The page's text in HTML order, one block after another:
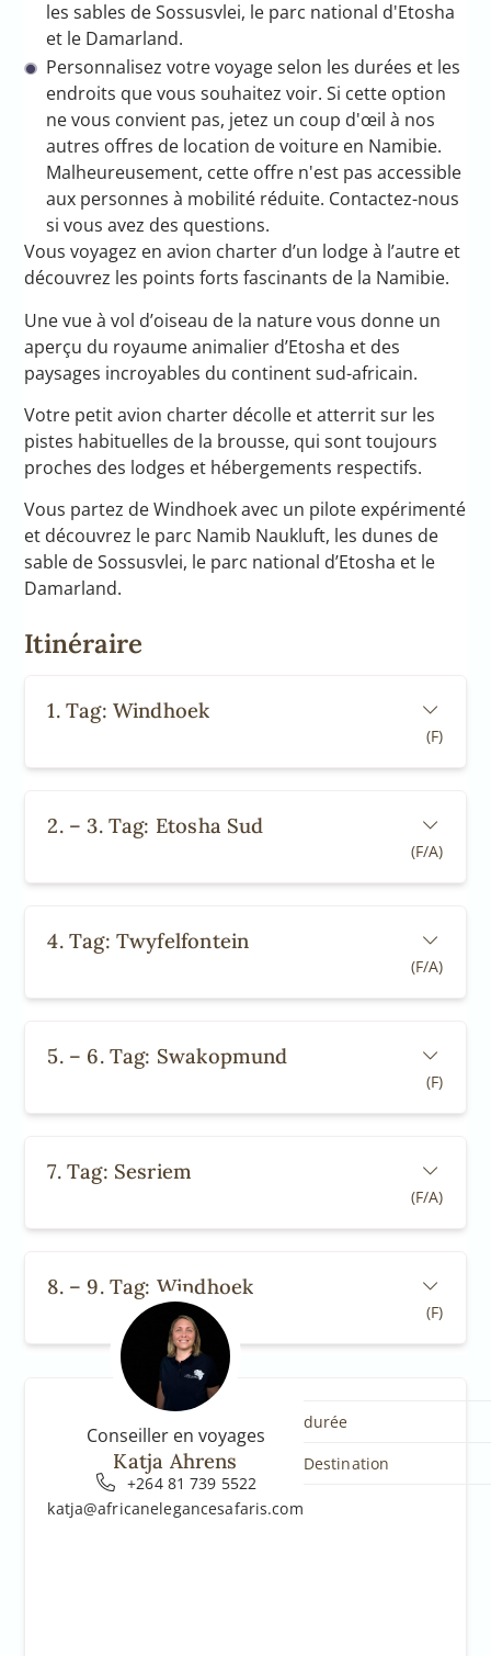
les sables de Sossusvlei, le parc national d'Etosha
et le Damarland.
Personnalisez votre voyage selon les durées et les
endroits que vous souhaitez voir. Si cette option
ne vous convient pas, jetez un coup d'œil à nos
autres offres de location de voiture en Namibie.
Malheureusement, cette offre n'est pas accessible
aux personnes à mobilité réduite. Contactez-nous
si vous avez des questions.
Vous voyagez en avion charter d’un lodge à l’autre et
découvrez les points forts fascinants de la Namibie.
Une vue à vol d’oiseau de la nature vous donne un
aperçu du royaume animalier d’Etosha et des
paysages incroyables du continent sud-africain.
Votre petit avion charter décolle et atterrit sur les
pistes habituelles de la brousse, qui sont toujours
proches des lodges et hébergements respectifs.
Vous partez de Windhoek avec un pilote expérimenté
et découvrez le parc Namib Naukluft, les dunes de
sable de Sossusvlei, le parc national d’Etosha et le
Damarland.
Itinéraire
1. Tag: Windhoek
(F)
2. – 3. Tag: Etosha Sud
(F/A)
4. Tag: Twyfelfontein
(F/A)
5. – 6. Tag: Swakopmund
(F)
7. Tag: Sesriem
(F/A)
8. – 9. Tag: Windhoek
(F)
Conseiller en voyages
Katja Ahrens
+264 81 739 5522
katja@africanelegancesafaris.com
durée
Destination
Google Cloud Project at